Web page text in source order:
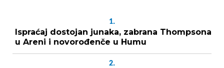
1.
Ispraćaj dostojan junaka, zabrana Thompsona
u Areni i novorođenče u Humu
2.